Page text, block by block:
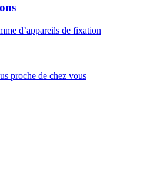
d’appareils de fixation
proche de chez vous